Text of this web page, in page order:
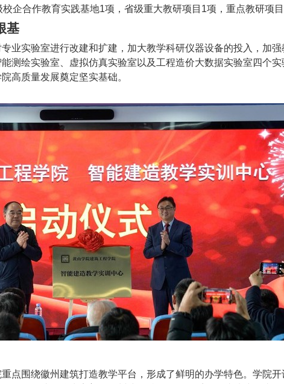
校企合作教育实践基地1项，省级重大教研项目 1项，重点教研项目
基
实验室进行改建和扩建，加大教学科研仪器设备的投入，加
测绘实验室、虚拟仿真实验室以及工程造价大数据实验室四个
高质量发展奠定坚实基础。
点围绕徽州建筑打造教学平台，形成了鲜明的办学特色。学院开